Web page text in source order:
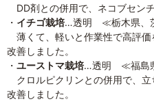
DD剤との併用で、ネコブセン
・ イチゴ栽培…透明 ≪栃木県、
薄くて、軽いと作業性で高評価
改善しました。
・ ユーストマ栽培…透明 ≪福島
クロルピクリンとの併用で、
改善しました。